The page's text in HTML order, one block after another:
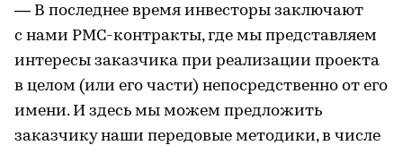
— В последнее время инвесторы заключают
с нами PMC-контракты, где мы представляем
интересы заказчика при реализации проекта
в целом (или его части) непосредственно от его
имени. И здесь мы можем предложить
заказчику наши передовые методики, в числе